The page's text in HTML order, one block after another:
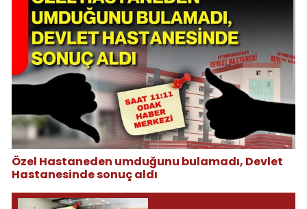
Özel Hastaneden umduğunu bulamadı, Devlet
Hastanesinde sonuç aldı